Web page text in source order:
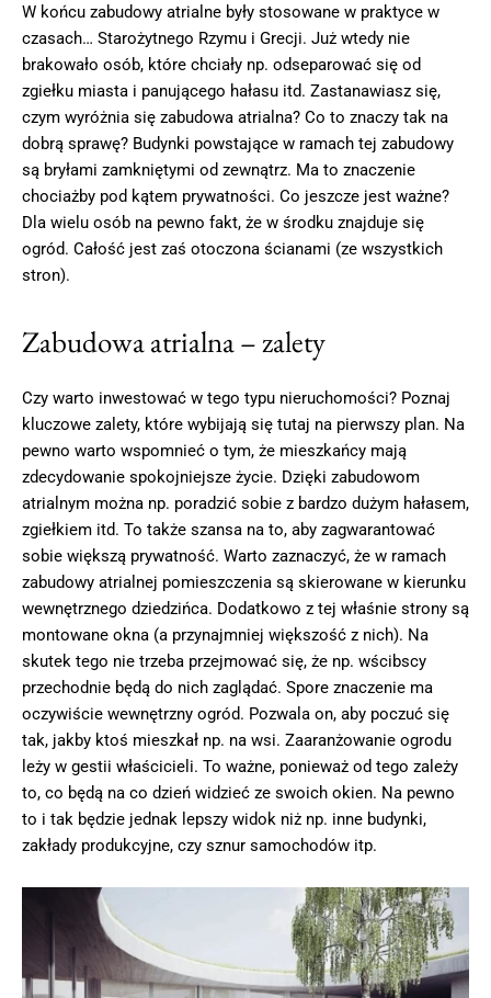
W końcu zabudowy atrialne były stosowane w praktyce w
czasach… Starożytnego Rzymu i Grecji. Już wtedy nie
brakowało osób, które chciały np. odseparować się od
zgiełku miasta i panującego hałasu itd. Zastanawiasz się,
czym wyróżnia się zabudowa atrialna? Co to znaczy tak na
dobrą sprawę? Budynki powstające w ramach tej zabudowy
są bryłami zamkniętymi od zewnątrz. Ma to znaczenie
chociażby pod kątem prywatności. Co jeszcze jest ważne?
Dla wielu osób na pewno fakt, że w środku znajduje się
ogród. Całość jest zaś otoczona ścianami (ze wszystkich
stron).
Zabudowa atrialna – zalety
Czy warto inwestować w tego typu nieruchomości? Poznaj
kluczowe zalety, które wybijają się tutaj na pierwszy plan. Na
pewno warto wspomnieć o tym, że mieszkańcy mają
zdecydowanie spokojniejsze życie. Dzięki zabudowom
atrialnym można np. poradzić sobie z bardzo dużym hałasem,
zgiełkiem itd. To także szansa na to, aby zagwarantować
sobie większą prywatność. Warto zaznaczyć, że w ramach
zabudowy atrialnej pomieszczenia są skierowane w kierunku
wewnętrznego dziedzińca. Dodatkowo z tej właśnie strony są
montowane okna (a przynajmniej większość z nich). Na
skutek tego nie trzeba przejmować się, że np. wścibscy
przechodnie będą do nich zaglądać. Spore znaczenie ma
oczywiście wewnętrzny ogród. Pozwala on, aby poczuć się
tak, jakby ktoś mieszkał np. na wsi. Zaaranżowanie ogrodu
leży w gestii właścicieli. To ważne, ponieważ od tego zależy
to, co będą na co dzień widzieć ze swoich okien. Na pewno
to i tak będzie jednak lepszy widok niż np. inne budynki,
zakłady produkcyjne, czy sznur samochodów itp.